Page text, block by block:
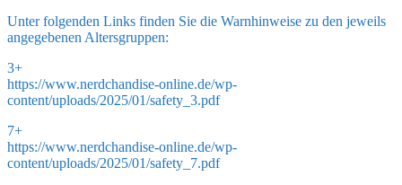
Unter folgenden Links finden Sie die Warnhinweise zu den jeweils
angegebenen Altersgruppen:
3+
https://www.nerdchandise-online.de/wp-
content/uploads/2025/01/safety_3.pdf
7+
https://www.nerdchandise-online.de/wp-
content/uploads/2025/01/safety_7.pdf